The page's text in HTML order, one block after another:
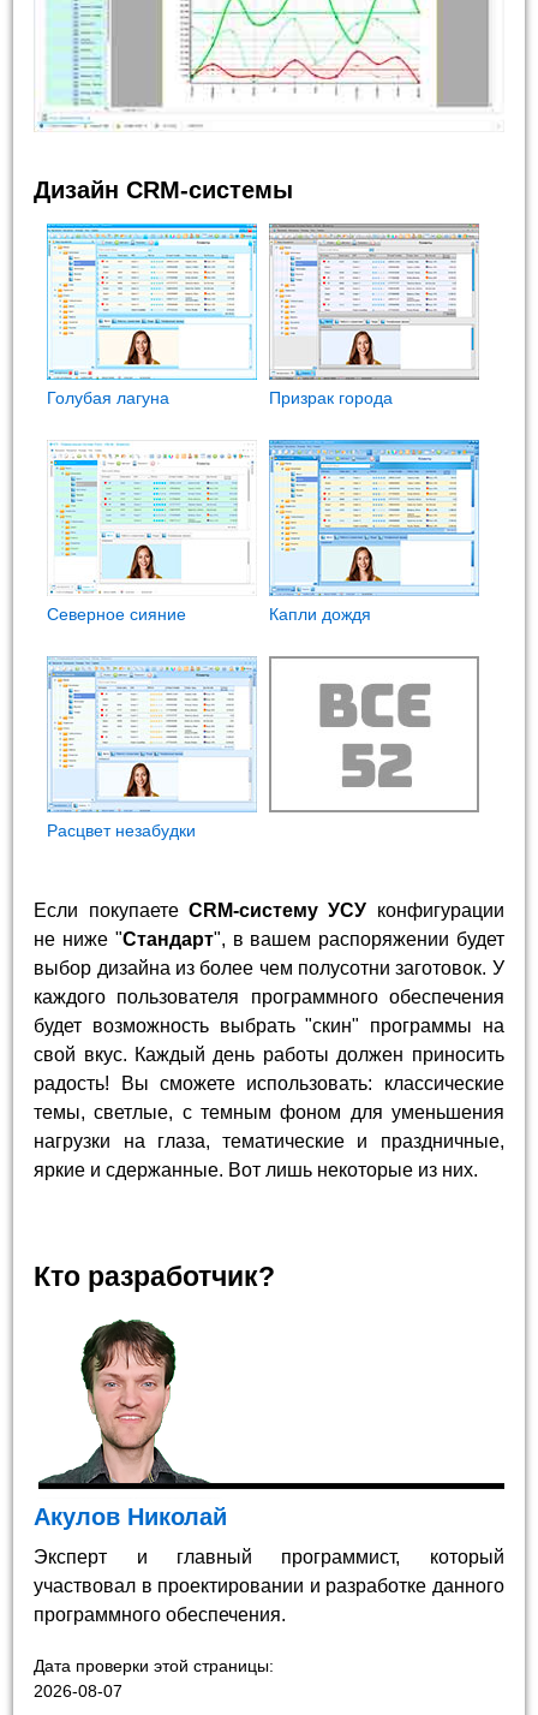
Дизайн CRM-системы
Голубая лагуна Призрак города
Северное сияние Капли дождя
Расцвет незабудки
Если покупаете CRM-систему УСУ конфигурации
не ниже "Стандарт", в вашем распоряжении будет
выбор дизайна из более чем полусотни заготовок. У
каждого пользователя программного обеспечения
будет возможность выбрать "скин" программы на
свой вкус. Каждый день работы должен приносить
радость! Вы сможете использовать: классические
темы, светлые, с темным фоном для уменьшения
нагрузки на глаза, тематические и праздничные,
яркие и сдержанные. Вот лишь некоторые из них.
Кто разработчик?
Акулов Николай
Эксперт и главный программист, который
участвовал в проектировании и разработке данного
программного обеспечения.
Дата проверки этой страницы:
2026-08-07